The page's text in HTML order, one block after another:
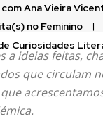
Ana Vieira
no Feminino
Curiosidades
a ideias feitas,
que circulam